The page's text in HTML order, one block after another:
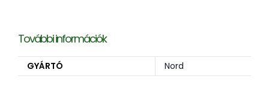
További információk
GYÁRTÓ Nord